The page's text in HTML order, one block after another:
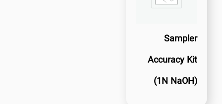
Sampler
Accuracy Kit
(1N NaOH)